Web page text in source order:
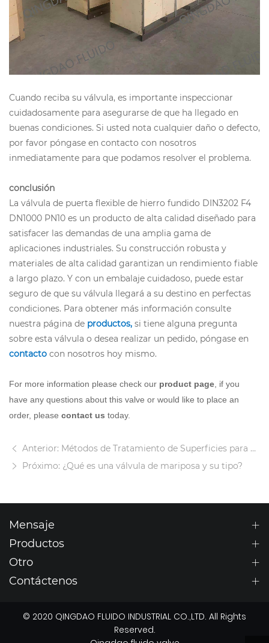
Cuando reciba su válvula, es importante inspeccionar
cuidadosamente para asegurarse de que ha llegado en
buenas condiciones. Si usted nota cualquier daño o defecto,
por favor póngase en contacto con nosotros
inmediatamente para que podamos resolver el problema.
conclusión
La válvula de puerta flexible de hierro fundido DIN3202 F4
DN1000 PN10 es un producto de alta calidad diseñado para
satisfacer las demandas de una amplia gama de
aplicaciones industriales. Su construcción robusta y
materiales de alta calidad garantizan un rendimiento fiable
a largo plazo. Y con un embalaje cuidadoso, puede estar
seguro de que su válvula llegará a su destino en perfectas
condiciones. Para obtener más información consulte
nuestra página de productos, si tiene alguna pregunta
sobre esta válvula o desea realizar un pedido, póngase en
contacto con nosotros hoy mismo.
For more information please check our product page , if you
have any questions about this valve or would like to place an
order, please contact us today.
Anterior: Métodos de Tratamiento de Superficies para Componentes de Válvulas
Próximo: ¿Qué es una válvula de mariposa y su tipo?
Mensaje
Productos
Otro
Contáctenos
© 2020 QINGDAO FLUIDO INDUSTRIAL CO.,LTD. All Rights
Reserved.